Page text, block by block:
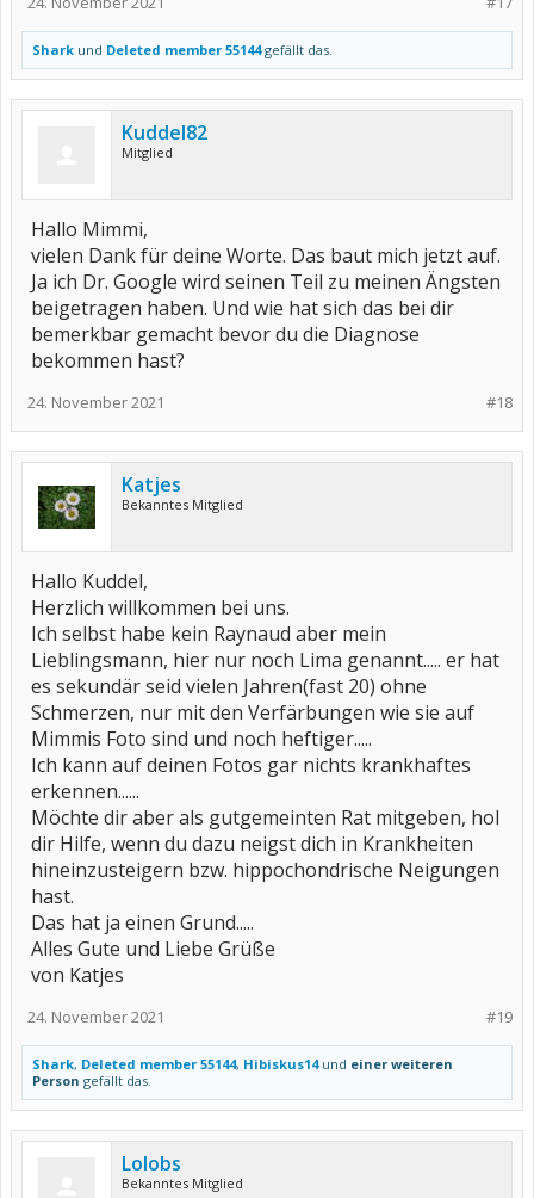
Shark und Deleted member 55144gefällt das.
Kuddel82
Mitglied
Hallo Mimmi,
vielen Dank für deine Worte. Das baut mich jetzt auf.
Ja ich Dr. Google wird seinen Teil zu meinen Ängsten
beigetragen haben. Und wie hat sich das bei dir
bemerkbar gemacht bevor du die Diagnose
bekommen hast?
#18
24. November 2021
Katjes
Bekanntes Mitglied
Hallo Kuddel,
Herzlich willkommen bei uns.
Ich selbst habe kein Raynaud aber mein
Lieblingsmann, hier nur noch Lima genannt..... er hat
es sekundär seid vielen Jahren(fast 20) ohne
Schmerzen, nur mit den Verfärbungen wie sie auf
Mimmis Foto sind und noch heftiger.....
Ich kann auf deinen Fotos gar nichts krankhaftes
erkennen......
Möchte dir aber als gutgemeinten Rat mitgeben, hol
dir Hilfe, wenn du dazu neigst dich in Krankheiten
hineinzusteigern bzw. hippochondrische Neigungen
hast.
Das hat ja einen Grund.....
Alles Gute und Liebe Grüße
von Katjes
#19
24. November 2021
Shark, Deleted member 55144, Hibiskus14und einer weiteren
Person gefällt das.
Lolobs
Bekanntes Mitglied